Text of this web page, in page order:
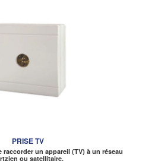
PRISE TV
raccorder un appareil (TV) à un réseau
ou satellitaire.